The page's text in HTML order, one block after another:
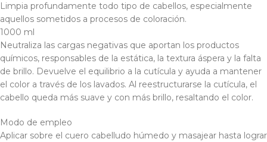
Limpia profundamente todo tipo de cabellos, especialmente
aquellos sometidos a procesos de coloración.
1000 ml
Neutraliza las cargas negativas que aportan los productos
químicos, responsables de la estática, la textura áspera y la falta
de brillo. Devuelve el equilibrio a la cutícula y ayuda a mantener
el color a través de los lavados. Al reestructurarse la cutícula, el
cabello queda más suave y con más brillo, resaltando el color.
Modo de empleo
Aplicar sobre el cuero cabelludo húmedo y masajear hasta lograr